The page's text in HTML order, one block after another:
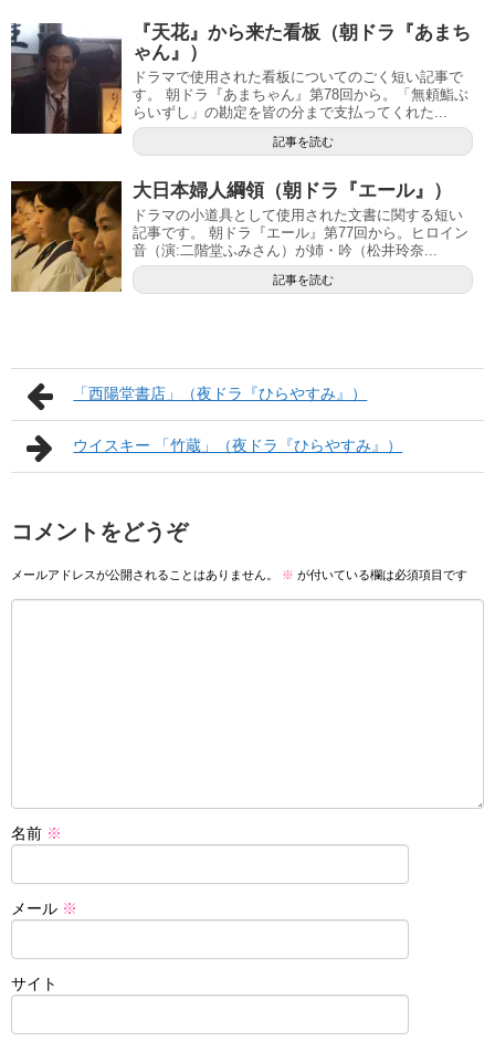
『天花』から来た看板（朝ドラ『あまち
ゃん』）
ドラマで使用された看板についてのごく短い記事で
す。 朝ドラ『あまちゃん』第78回から。「無頼鮨ぶ
らいずし」の勘定を皆の分まで支払ってくれた...
記事を読む
大日本婦人綱領（朝ドラ『エール』）
ドラマの小道具として使用された文書に関する短い
記事です。 朝ドラ『エール』第77回から。ヒロイン
音（演:二階堂ふみさん）が姉・吟（松井玲奈...
記事を読む
「西陽堂書店」（夜ドラ『ひらやすみ』）
ウイスキー 「竹蔵」（夜ドラ『ひらやすみ』）
コメントをどうぞ
メールアドレスが公開されることはありません。 ※ が付いている欄は必須項目です
名前 ※
メール ※
サイト